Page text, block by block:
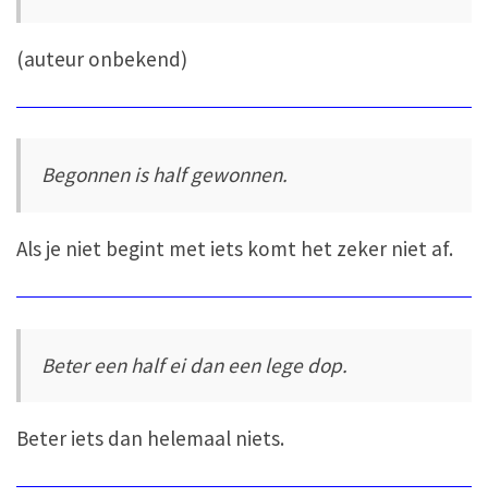
(auteur onbekend)
Begonnen is half gewonnen.
Als je niet begint met iets komt het zeker niet af.
Beter een half ei dan een lege dop.
Beter iets dan helemaal niets.